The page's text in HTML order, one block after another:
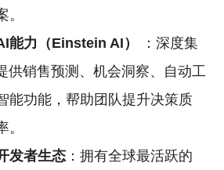
。
能力（Einstein AI）
：深度集
供销售预测、机会洞察、自动工
能功能，帮助团队提升决策质
。
发者生态 ：拥有全球最活跃的